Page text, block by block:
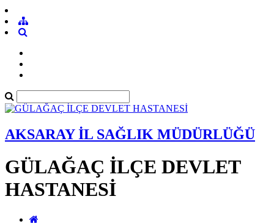
AKSARAY İL SAĞLIK MÜDÜRLÜĞÜ
GÜLAĞAÇ İLÇE DEVLET
HASTANESİ